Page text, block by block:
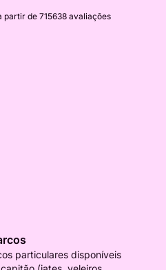
partir de 715638 avaliações
particulares disponíveis